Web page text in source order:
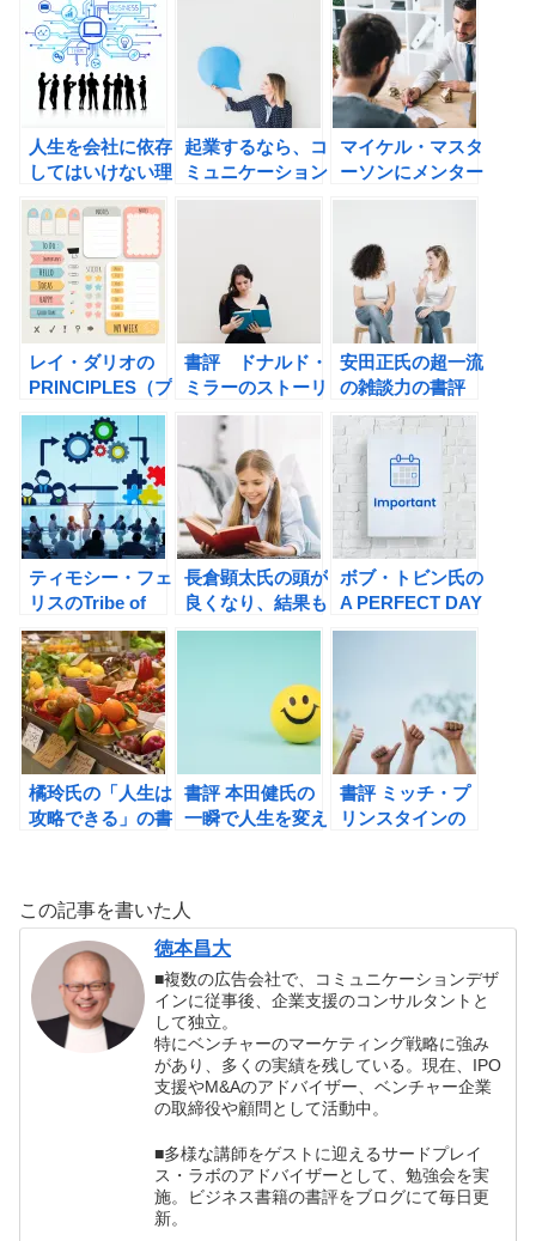
人生を会社に依存
してはいけない理
由。
起業するなら、コ
ミュニケーション
マイケル・マスタ
ーソンにメンター
の重要性を学ぶ！
レイ・ダリオの
PRINCIPLES（プ
リンシプルズ）の
書評
書評 ドナルド・
ミラーのストーリ
ーブランディング
戦略
安田正氏の超一流
の雑談力の書評
ティモシー・フェ
リスのTribe of
Mentors（トライ
ブ・オブ・メンタ
ー）の書評
長倉顕太氏の頭が
良くなり、結果も
出る! モテる読書
ボブ・トビン氏の
A PERFECT DAY
生きるなら、最高
橘玲氏の「人生は
攻略できる」の書
書評 本田健氏の
一瞬で人生を変え
書評 ミッチ・プ
リンスタインの
この記事を書いた人
徳本昌大
■複数の広告会社で、コミュニケーションデザ
インに従事後、企業支援のコンサルタントと
して独立。
特にベンチャーのマーケティング戦略に強み
があり、多くの実績を残している。現在、IPO
支援やM&Aのアドバイザー、ベンチャー企業
の取締役や顧問として活動中。
■多様な講師をゲストに迎えるサードプレイ
ス・ラボのアドバイザーとして、勉強会を実
施。ビジネス書籍の書評をブログにて毎日更
新。